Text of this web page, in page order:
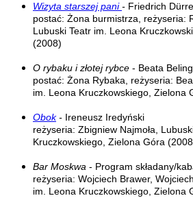
Wizyta starszej pani- Friedrich
postać: Żona burmistrza, reżyseria:
Lubuski Teatr im. Leona
(2008)
O rybaku i złotej rybce - Beata Beling
postać: Żona Rybaka, reżyseria:
im. Leona Kruczkowskiego, Zielona
Obok- Ireneusz Iredyński
reżyseria: Zbigniew Najmoła,
Kruczkowskiego, Zielona Góra
Bar Moskwa - Program składany/
reżyseria: Wojciech Brawer,
im. Leona Kruczkowskiego, Zielona